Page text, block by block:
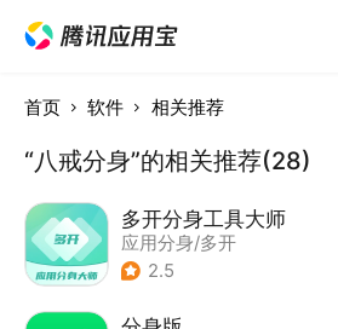
首页 软件 相关推荐
“八戒分身”的相关推荐(28)
多开分身工具大师
应用分身/多开
2.5